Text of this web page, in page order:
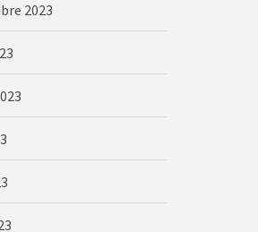
2023